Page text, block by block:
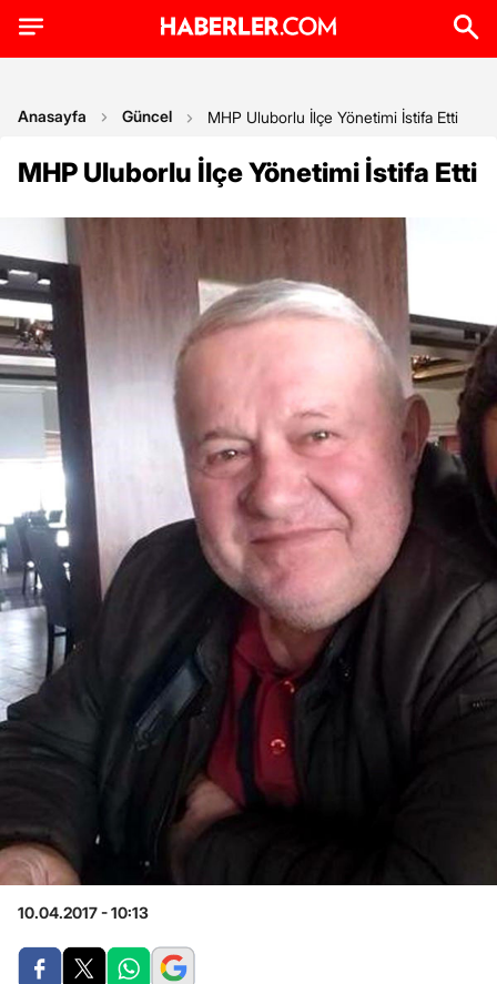
Anasayfa Güncel MHP Uluborlu İlçe Yönetimi İstifa Etti
MHP Uluborlu İlçe Yönetimi İstifa Etti
10.04.2017 - 10:13